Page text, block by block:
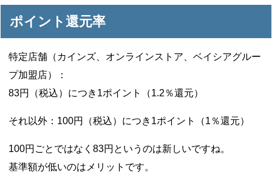
ポイント還元率
特定店舗（カインズ、オンラインストア、ベイシアグルー
プ加盟店）：
83円（税込）につき1ポイント（1.2％還元）
それ以外：100円（税込）につき1ポイント（1％還元）
100円ごとではなく83円というのは新しいですね。
基準額が低いのはメリットです。